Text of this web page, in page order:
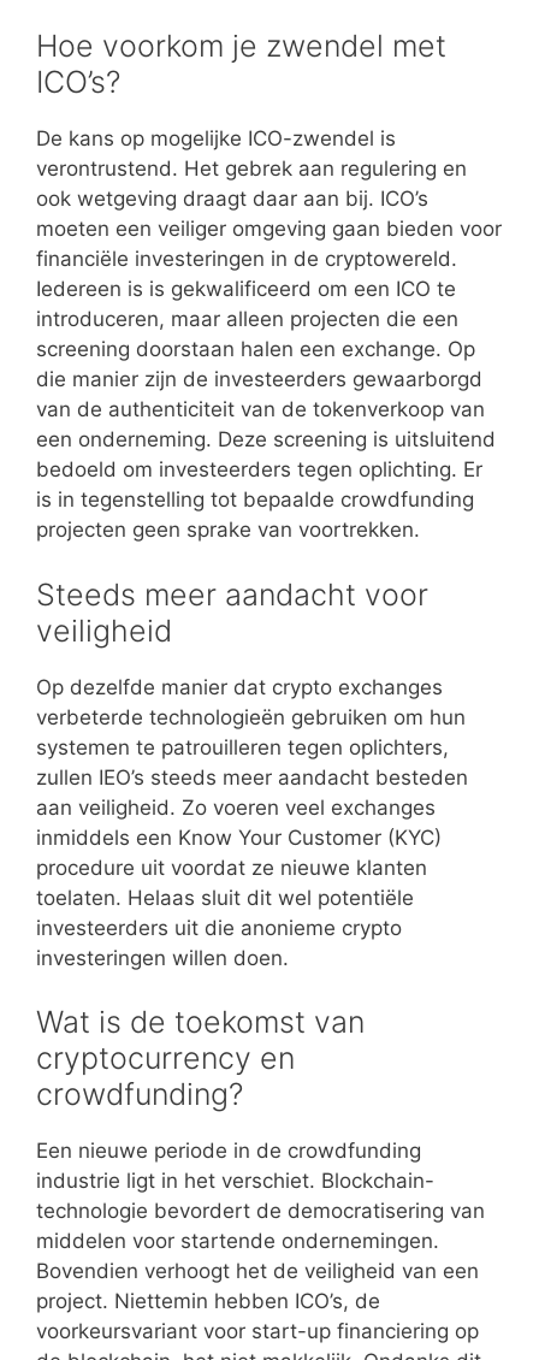
Hoe voorkom je zwendel met
ICO’s?
De kans op mogelijke ICO-zwendel is
verontrustend. Het gebrek aan regulering en
ook wetgeving draagt daar aan bij. ICO’s
moeten een veiliger omgeving gaan bieden voor
financiële investeringen in de cryptowereld.
Iedereen is is gekwalificeerd om een ICO te
introduceren, maar alleen projecten die een
screening doorstaan halen een exchange. Op
die manier zijn de investeerders gewaarborgd
van de authenticiteit van de tokenverkoop van
een onderneming. Deze screening is uitsluitend
bedoeld om investeerders tegen oplichting. Er
is in tegenstelling tot bepaalde crowdfunding
projecten geen sprake van voortrekken.
Steeds meer aandacht voor
veiligheid
Op dezelfde manier dat crypto exchanges
verbeterde technologieën gebruiken om hun
systemen te patrouilleren tegen oplichters,
zullen IEO’s steeds meer aandacht besteden
aan veiligheid. Zo voeren veel exchanges
inmiddels een Know Your Customer (KYC)
procedure uit voordat ze nieuwe klanten
toelaten. Helaas sluit dit wel potentiële
investeerders uit die anonieme crypto
investeringen willen doen.
Wat is de toekomst van
cryptocurrency en
crowdfunding?
Een nieuwe periode in de crowdfunding
industrie ligt in het verschiet. Blockchain-
technologie bevordert de democratisering van
middelen voor startende ondernemingen.
Bovendien verhoogt het de veiligheid van een
project. Niettemin hebben ICO’s, de
voorkeursvariant voor start-up financiering op